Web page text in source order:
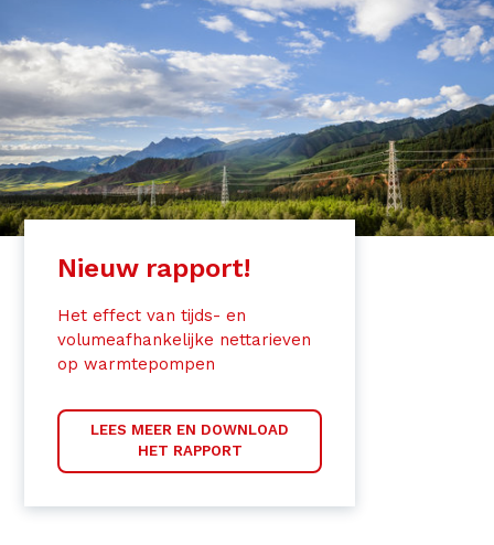
Nieuw rapport!
Het effect van tijds- en
volumeafhankelijke nettarieven
op warmtepompen
LEES MEER EN DOWNLOAD
HET RAPPORT